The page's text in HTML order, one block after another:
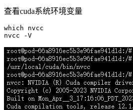
查看cuda系统环境变量
which nvcc